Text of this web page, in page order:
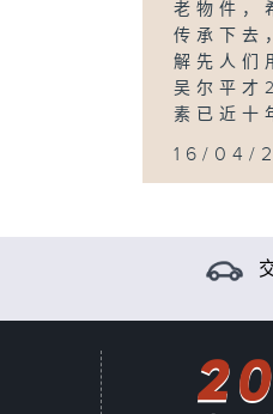
老物件，
传承下去
解先人们
吴尔平才
素已近十
16/04/